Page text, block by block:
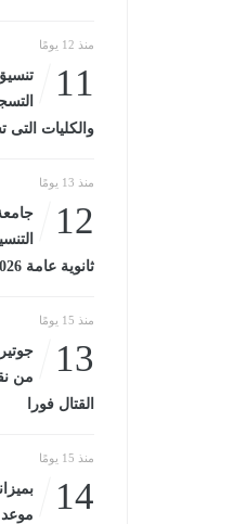
منذ 12 يومًا
11
والكليات التى
منذ 13 يومًا
12
ثانوية عامة 2026
منذ 15 يومًا
13
من
القتال فورا
منذ 15 يومًا
14